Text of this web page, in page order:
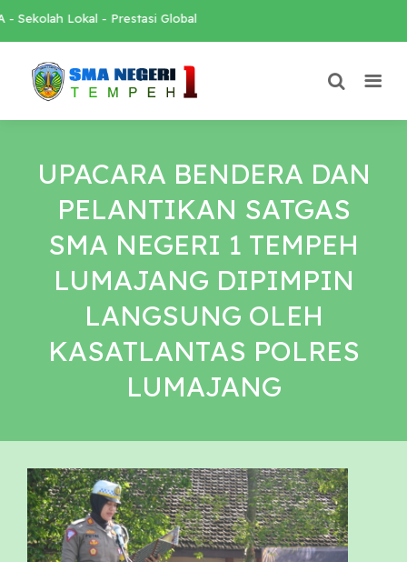
Sekolah Lokal - Prestasi Global
UPACARA BENDERA DAN
PELANTIKAN SATGAS
SMA NEGERI 1 TEMPEH
LUMAJANG DIPIMPIN
LANGSUNG OLEH
KASATLANTAS POLRES
LUMAJANG